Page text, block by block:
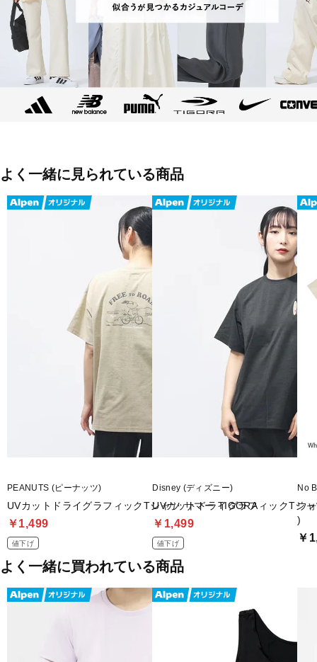
■メーカー型番：TRDN-9C22006TS
よく一緒に見られている商品
PEANUTS (ピーナッツ)
UVカットドライグラフィックTシャツ サマー TIGORA
￥1,499
値下げ
Disney (ディズニー)
UVカットドライグラフィックTシ
￥1,499
値下げ
No
ウ
)
￥
よく一緒に買われている商品